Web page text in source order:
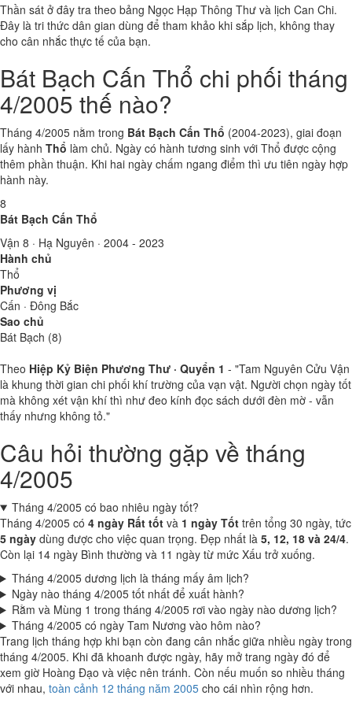
Thần sát ở đây tra theo bảng Ngọc Hạp Thông Thư và lịch Can Chi.
Đây là tri thức dân gian dùng để tham khảo khi sắp lịch, không thay
cho cân nhắc thực tế của bạn.
Bát Bạch Cấn Thổ chi phối tháng
4/2005 thế nào?
Tháng 4/2005 nằm trong Bát Bạch Cấn Thổ (2004-2023), giai đoạn
lấy hành Thổ làm chủ. Ngày có hành tương sinh với Thổ được cộng
thêm phần thuận. Khi hai ngày chấm ngang điểm thì ưu tiên ngày hợp
hành này.
8
Bát Bạch Cấn Thổ
Vận 8 · Hạ Nguyên · 2004 - 2023
Hành chủ
Thổ
Phương vị
Cấn · Đông Bắc
Sao chủ
Bát Bạch (8)
Theo Hiệp Kỷ Biện Phương Thư · Quyển 1 - "Tam Nguyên Cửu Vận
là khung thời gian chi phối khí trường của vạn vật. Người chọn ngày tốt
mà không xét vận khí thì như đeo kính đọc sách dưới đèn mờ - vẫn
thấy nhưng không tỏ."
Câu hỏi thường gặp về tháng
4/2005
Tháng 4/2005 có bao nhiêu ngày tốt?
Tháng 4/2005 có 4 ngày Rất tốt và 1 ngày Tốt trên tổng 30 ngày, tức
5 ngày dùng được cho việc quan trọng. Đẹp nhất là 5, 12, 18 và 24/4.
Còn lại 14 ngày Bình thường và 11 ngày từ mức Xấu trở xuống.
Tháng 4/2005 dương lịch là tháng mấy âm lịch?
Ngày nào tháng 4/2005 tốt nhất để xuất hành?
Rằm và Mùng 1 trong tháng 4/2005 rơi vào ngày nào dương lịch?
Tháng 4/2005 có ngày Tam Nương vào hôm nào?
Trang lịch tháng hợp khi bạn còn đang cân nhắc giữa nhiều ngày trong
tháng 4/2005. Khi đã khoanh được ngày, hãy mở trang ngày đó để
xem giờ Hoàng Đạo và việc nên tránh. Còn nếu muốn so nhiều tháng
với nhau, toàn cảnh 12 tháng năm 2005 cho cái nhìn rộng hơn.